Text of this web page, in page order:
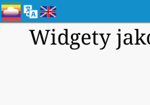
Widgety